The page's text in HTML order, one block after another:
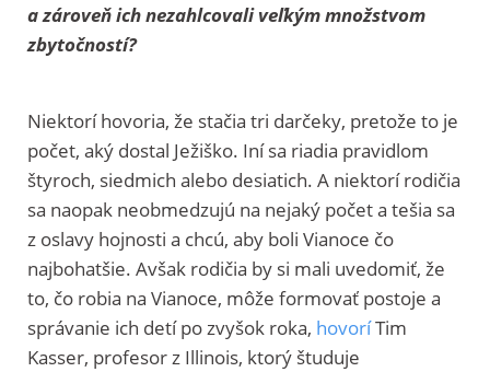
a zároveň ich nezahlcovali veľkým množstvom
zbytočností?
Niektorí hovoria, že stačia tri darčeky, pretože to je
počet, aký dostal Ježiško. Iní sa riadia pravidlom
štyroch, siedmich alebo desiatich. A niektorí rodičia
sa naopak neobmedzujú na nejaký počet a tešia sa
z oslavy hojnosti a chcú, aby boli Vianoce čo
najbohatšie. Avšak rodičia by si mali uvedomiť, že
to, čo robia na Vianoce, môže formovať postoje a
správanie ich detí po zvyšok roka, hovoríTim
Kasser, profesor z Illinois, ktorý študuje